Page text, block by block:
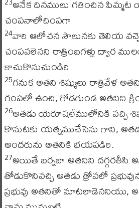
అనేక దినములు గతించిన పిమ్మట
చంపనాలోచింపగా
24వారి ఆలోచన సౌలునకు తెలియ
చంపవలెనని రాత్రింబగళ్లు ద్వార
కాచుకొనుచుండిరి
25గనుక అతని శిష్యులు రాత్రివేళ
గంపలో ఉంచి, గోడగుండ అతనిని
26అతడు యెరూషలేములోనికి వచ్చి
కొనుటకు యత్నముచేసెను గాని,
అందరును అతనికి భయపడిరి.
27అయితే బర్నబా అతనిని దగ్గరతీసి
తోడుకొనివచ్చి అతడు త్రోవలో
ప్రభువు అతనితో మాటలాడెననియు,